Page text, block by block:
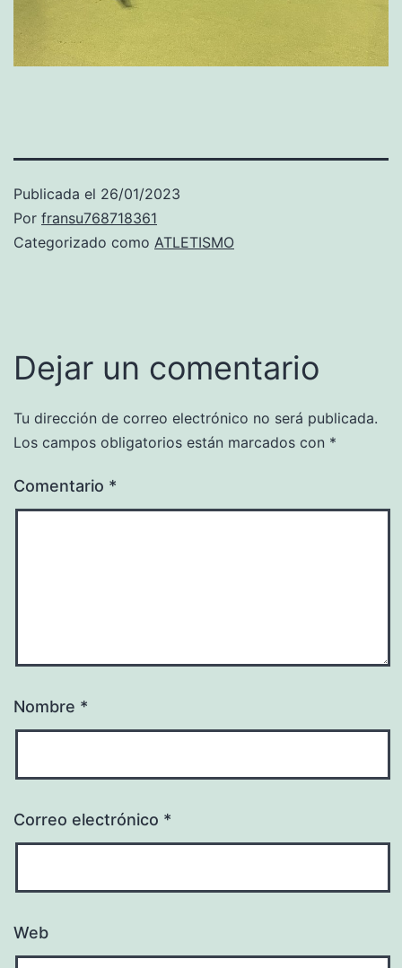
Publicada el 26/01/2023
Por fransu768718361
Categorizado como ATLETISMO
Dejar un comentario
Tu dirección de correo electrónico no será publicada.
Los campos obligatorios están marcados con *
Comentario *
Nombre *
Correo electrónico *
Web